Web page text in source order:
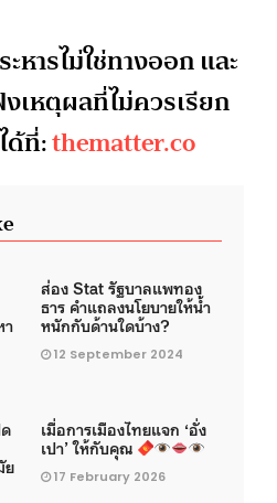
หารไม่ใช่ทางออก และ
เหตุผลที่ไม่ควรเรียก
ได้ที่:thematter.co
า
ส่อง Stat รัฐบาลแพทอง
ธาร คำแถลงนโยบายให้น้ำ
หนักกับด้านใดบ้าง?
12 September 2024
ย
เมื่อการเมืองไทยแจก ‘อั่ง
เปา’ ให้กับคุณ
17 February 2026